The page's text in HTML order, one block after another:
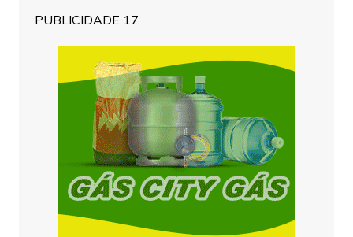
PUBLICIDADE 17